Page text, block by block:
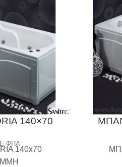
140×70
ΦΠΑ
140x70